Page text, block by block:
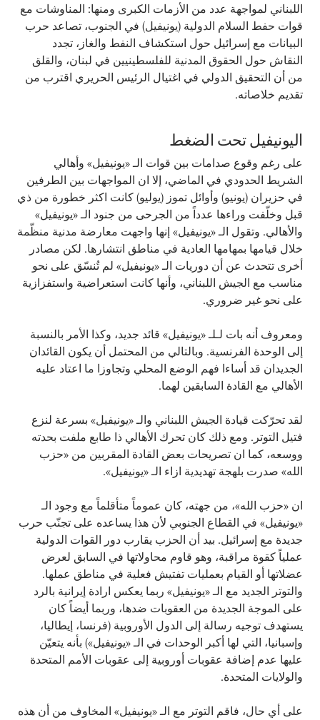
اللبناني لمواجهة عدد من الأزمات الكبرى ومنها: المناوشات مع
قوات حفط السلام الدولية (يونيفيل) في الجنوب، تصاعد حرب
البيانات مع إسرائيل حول استكشاف النفط والغاز، تجدد
النقاش حول الحقوق المدنية للفلسطينيين في لبنان، والقلق
من أن التحقيق الدولي في اغتيال الرئيس الحريري اقترب من
تقديم خلاصاته.
اليونيفيل تحت الضغط
على رغم وقوع صدامات بين قوات الـ «يونيفيل» وأهالي
الشريط الحدودي في الماضي، إلا ان المواجهات بين الطرفين
في حزيران (يونيو) وأوائل تموز (يوليو) كانت اكثر خطورة من ذي
قبل وخلّفت وراءها عدداً من الجرحى من جنود الـ «يونيفيل»
والأهالي. وتقول الـ «يونيفيل» إنها واجهت معارضة مدنية منظّمة
خلال قيامها بمهامها العادية في مناطق انتشارها. لكن مصادر
أخرى تتحدث عن أن دوريات الـ «يونيفيل» لم تُنسّق على نحو
مناسب مع الجيش اللبناني، وأنها كانت استعراضية واستفزازية
على نحو غير ضروري.
ومعروف أنه بات لـلـ «يونيفيل» قائد جديد، وكذا الأمر بالنسبة
إلى الوحدة الفرنسية. وبالتالي من المحتمل أن يكون القائدان
الجديدان قد أساءا فهم الوضع المحلي وتجاوزا ما اعتاد عليه
الأهالي مع القادة السابقين لهما.
لقد تحرّكت قيادة الجيش اللبناني والـ «يونيفيل» بسرعة لنزع
فتيل التوتر. ومع ذلك كان تحرك الأهالي ذا طابع ملفت بحدته
ووسعه، كما ان تصريحات بعض القادة المقربين من «حزب
الله» صدرت بلهجة تهديدية ازاء الـ «يونيفيل».
ان «حزب الله»، من جهته، كان عموماً متأقلماً مع وجود الـ
«يونيفيل» في القطاع الجنوبي لأن هذا يساعده على تجنّب حرب
جديدة مع إسرائيل. بيد أن الحزب يقارب دور القوات الدولية
عملياً كقوة مراقبة، وهو قاوم محاولاتها في السابق لعرض
عضلاتها أو القيام بعمليات تفتيش فعلية في مناطق عملها.
والتوتر الجديد مع الـ «يونيفيل» ربما يعكس ارادة إيرانية بالرد
على الموجة الجديدة من العقوبات ضدها، وربما أيضاً كان
يستهدف توجيه رسالة إلى الدول الأوروبية (فرنسا، إيطاليا،
وإسبانيا، التي لها أكبر الوحدات في الـ «يونيفيل») بأنه يتعيّن
عليها عدم إضافة عقوبات أوروبية إلى عقوبات الأمم المتحدة
والولايات المتحدة.
على أي حال، فاقم التوتر مع الـ «يونيفيل» المخاوف من أن هذه